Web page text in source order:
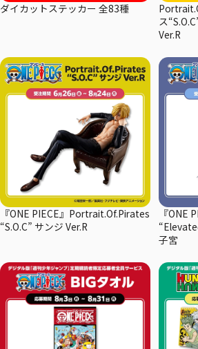
ダイカットステッカー 全83種
ス
Ver.R
『ONE PIECE』Portrait.Of.Pirates
“S.O.C” サンジ Ver.R
『ONE
子宮